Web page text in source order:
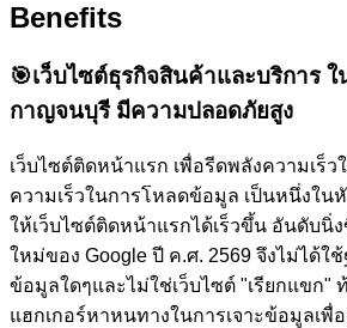
Benefits
🎯เว็บไซต์ธุรกิจสินค้าและบริการ
กาญจนบุรี มีความปลอดภัยสูง
เว็บไซต์ติดหน้าแรก เพื่อรีดพลังความเร็ว
ความเร็วในการโหลดข้อมูล เป็นหนึ่งใน
ให้เว็บไซต์ติดหน้าแรกได้เร็วขึ้น อันดับนิ่
ใหม่ของ Google ปี ค.ศ. 2569 จึงไม่ได้ใ
ข้อมูลใดๆและไม่ใช่เว็บไซต์ "เรียกแขก"
แฮกเกอร์หาหนทางในการเจาะข้อมูลเพื่อ